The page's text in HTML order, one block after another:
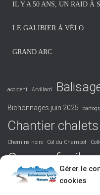
Gérer le
cookies
IL Y A 50 ANS, UN RAID À
LE GALIBIER À VÉLO.
GRAND ARC
accident Arvillard
Bichonnages juin 2025
Chantier
Chemins noirs Col du Champet
Course facile
Grandiose Hurtières Isère